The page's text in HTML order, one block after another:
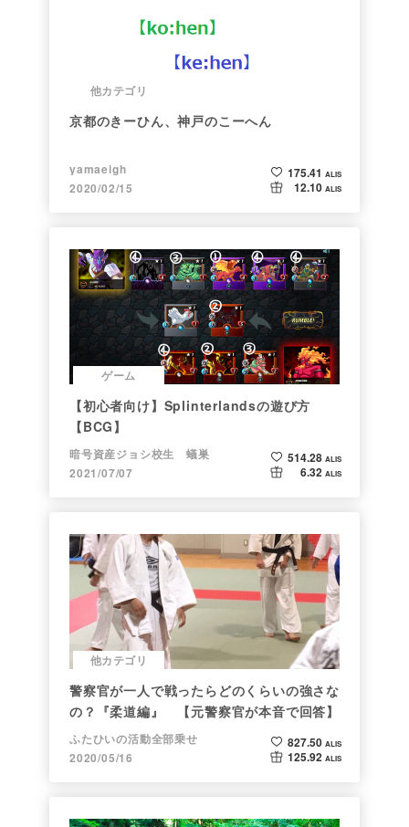
他カテゴリ
京都のきーひん、神戸のこーへん
yamaeigh
2020/02/15
175.41 ALIS
12.10 ALIS
ゲーム
【初心者向け】Splinterlandsの遊び方
【BCG】
暗号資産ジョシ校生 蟻巣
2021/07/07
514.28 ALIS
6.32 ALIS
他カテゴリ
警察官が一人で戦ったらどのくらいの強さな
の？『柔道編』 【元警察官が本音で回答】
ふたひいの活動全部乗せ
2020/05/16
827.50 ALIS
125.92 ALIS